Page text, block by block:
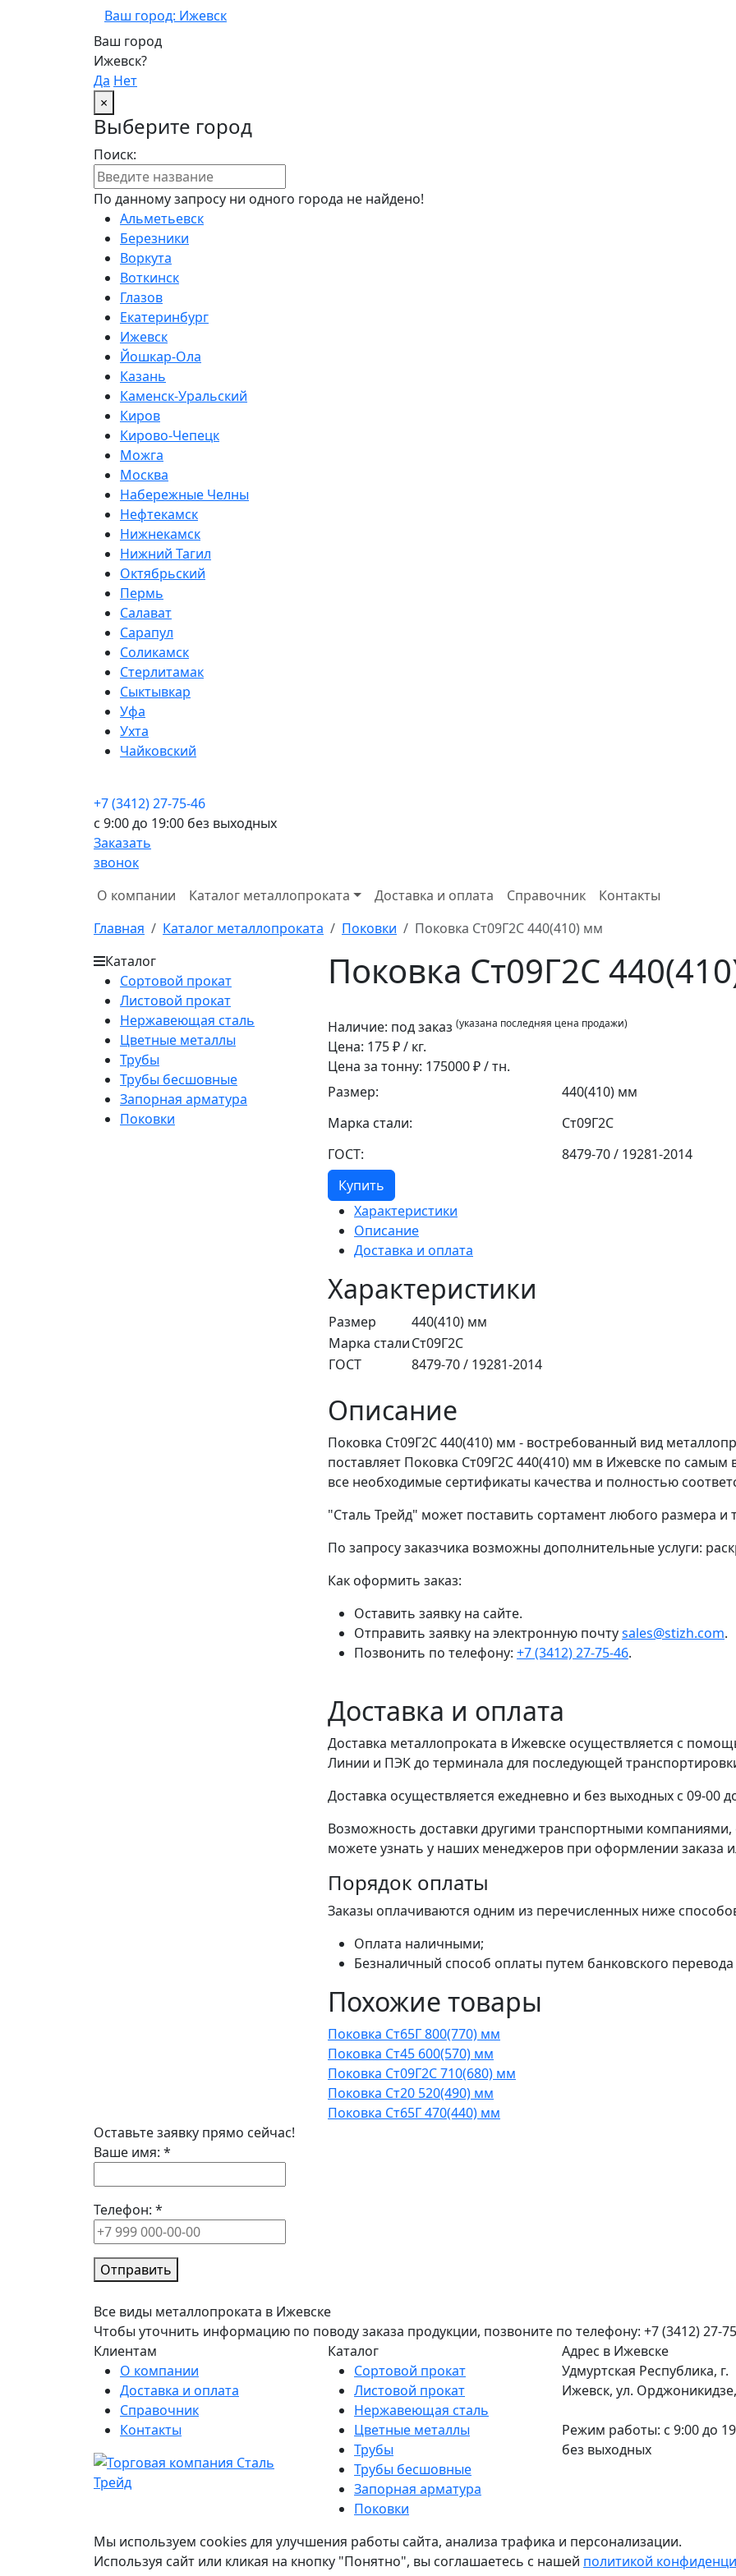
Ваш город: Ижевск
Ваш город
Ижевск?
Да Нет
×
Выберите город
Поиск:
По данному запросу ни одного города не найдено!
Альметьевск
Березники
Воркута
Воткинск
Глазов
Екатеринбург
Ижевск
Йошкар-Ола
Казань
Каменск-Уральский
Киров
Кирово-Чепецк
Можга
Москва
Набережные Челны
Нефтекамск
Нижнекамск
Нижний Тагил
Октябрьский
Пермь
Салават
Сарапул
Соликамск
Стерлитамак
Сыктывкар
Уфа
Ухта
Чайковский
+7 (3412) 27-75-46
c 9:00 до 19:00 без выходных
Заказать
звонок
О компании
Каталог металлопроката Доставка и оплата Справочник
Контакты
Главная
Каталог металлопроката Поковки
Поковка Ст09Г2С 440(410) мм
Каталог
Сортовой прокат
Листовой прокат
Нержавеющая сталь
Цветные металлы
Трубы
Трубы бесшовные
Запорная арматура
Поковки
Поковка Ст09Г2С
Наличие: под заказ (указана последняя цена продажи)
Цена: 175₽ / кг.
Цена за тонну: 175000₽ / тн.
Размер:
440(410) мм
Марка стали:
Ст09Г2С
ГОСТ:
8479-70 / 19281-2014
Купить
Характеристики
Описание
Доставка и оплата
Характеристики
Размер
440(410) мм
Марка сталиСт09Г2С
ГОСТ
8479-70 / 19281-2014
Описание
Поковка Ст09Г2С 440(410) мм - востребованный вид
поставляет Поковка Ст09Г2С 440(410) мм в Ижевске по
все необходимые сертификаты качества и полностью
"Сталь Трейд" может поставить сортамент любого размера
По запросу заказчика возможны дополнительные услуги:
Как оформить заказ:
Оставить заявку на сайте.
Отправить заявку на электронную почтуsales@stizh.com.
Позвонить по телефону: +7 (3412) 27-75-46.
Доставка и оплата
Доставка металлопроката в Ижевске осуществляется с
Линии и ПЭК до терминала для последующей
Доставка осуществляется ежедневно и без выходных с 09-00
Возможность доставки другими транспортными
можете узнать у наших менеджеров при оформлении заказа
Порядок оплаты
Заказы оплачиваются одним из перечисленных ниже
Оплата наличными;
Безналичный способ оплаты путем банковского
Похожие товары
Поковка Ст65Г 800(770) мм
Поковка Ст45 600(570) мм
Поковка Ст09Г2С 710(680) мм
Поковка Ст20 520(490) мм
Поковка Ст65Г 470(440) мм
Оставьте заявку прямо сейчас!
Ваше имя: *
Телефон: *
Отправить
Все виды металлопроката в Ижевске
Чтобы уточнить информацию по поводу заказа продукции, позвоните по телефону: +7 (3412) 27-
Клиентам
О компании
Доставка и оплата
Справочник
Контакты
Каталог
Сортовой прокат
Листовой прокат
Нержавеющая сталь
Цветные металлы
Трубы
Трубы бесшовные
Запорная арматура
Поковки
Адрес в Ижевске
Удмуртская Республика, г.
Ижевск, ул.
Режим работы: c 9:00 до
без выходных
Мы используем cookies для улучшения работы сайта, анализа трафика и персонализации.
Используя сайт или кликая на кнопку "Понятно", вы соглашаетесь с нашей политикой